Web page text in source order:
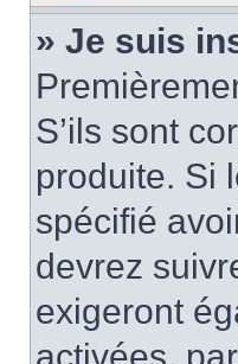
» Je suis
S’ils sont
produite. Si
spécifié
devrez
exigeront